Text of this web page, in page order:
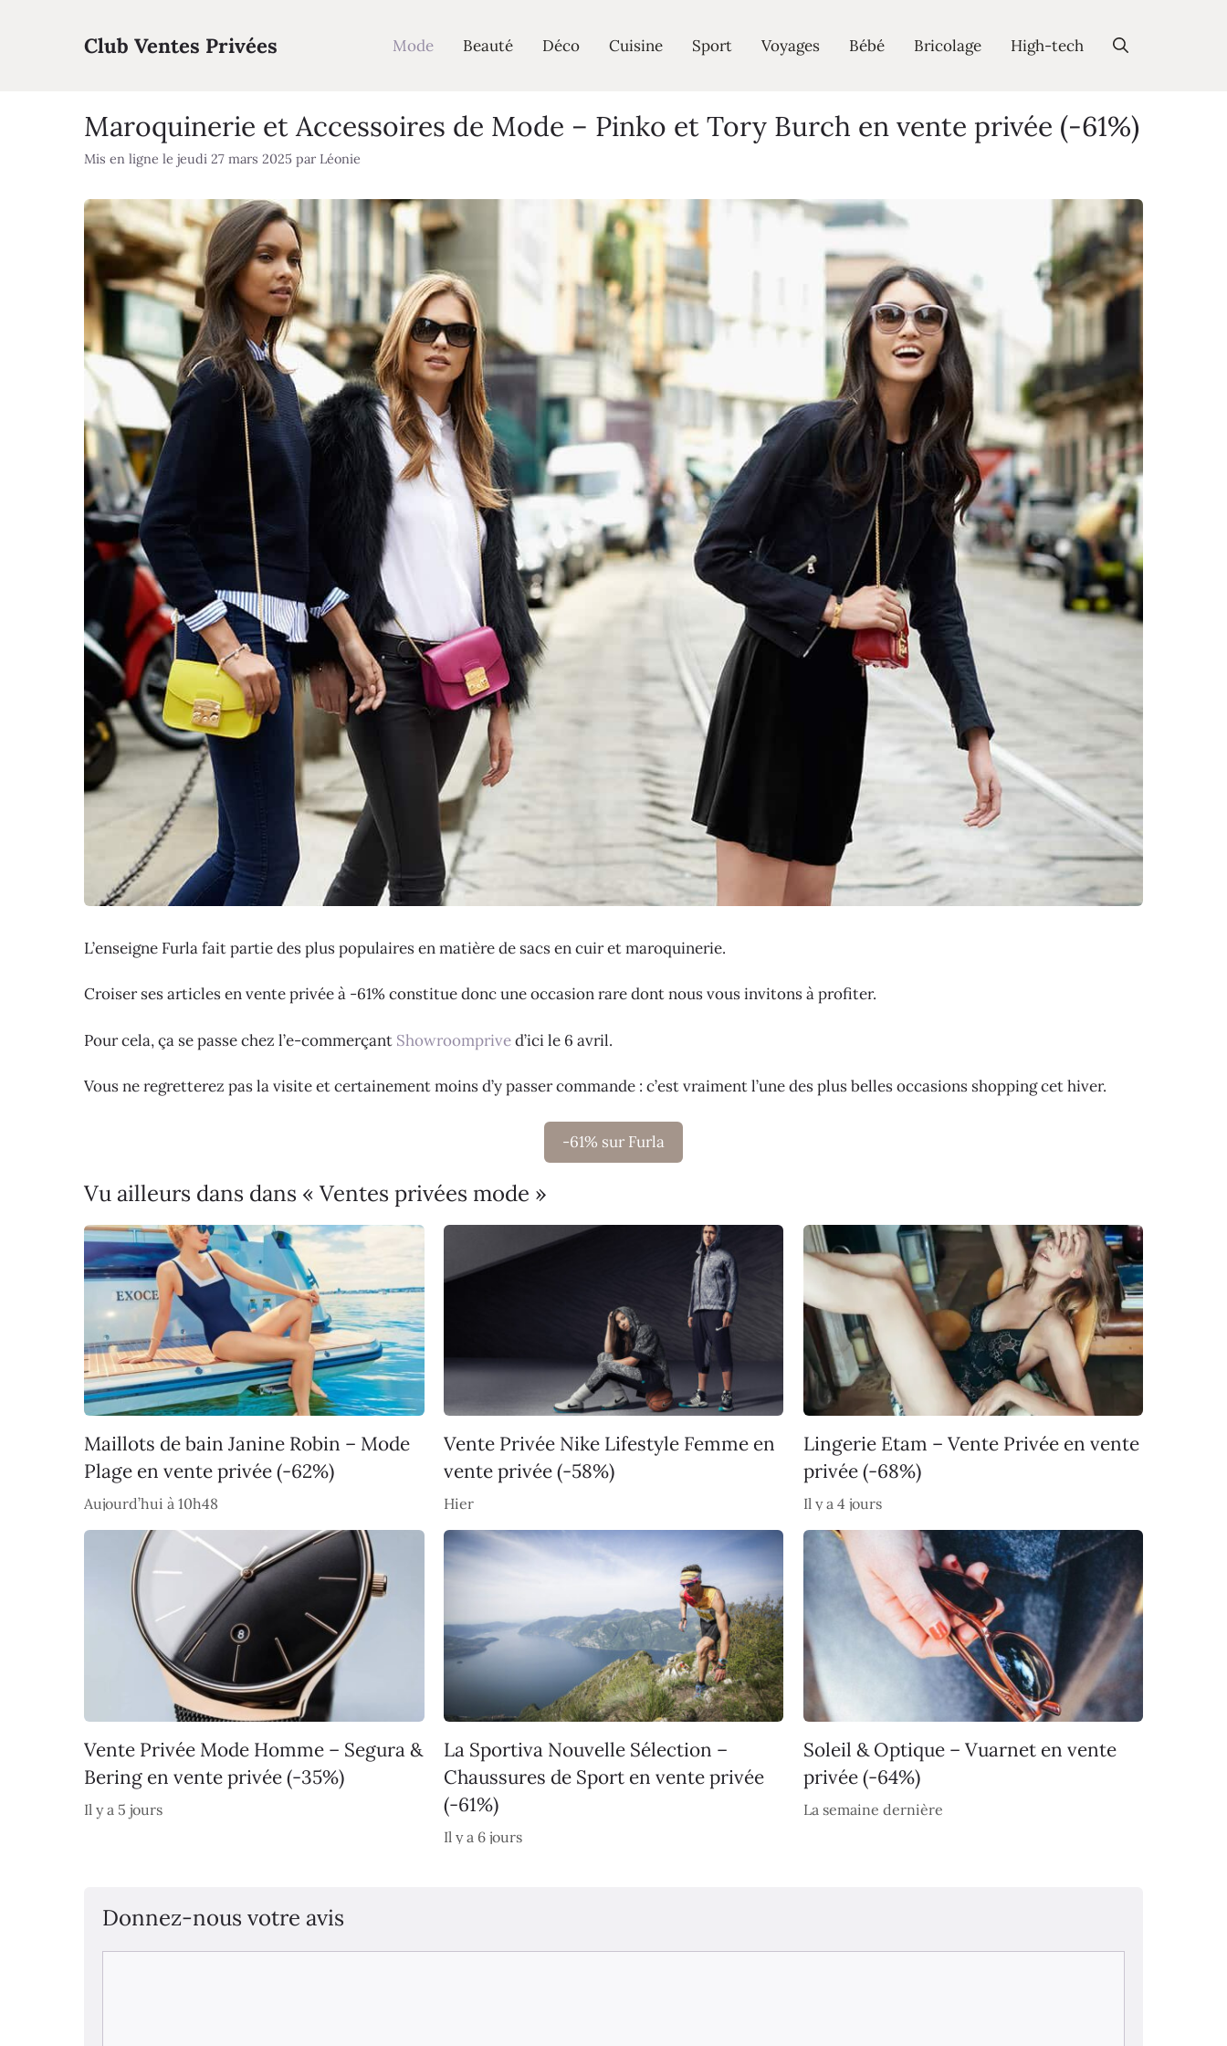
Club Ventes Privées Mode Beauté Déco Cuisine Sport Voyages Bébé Bricolage High-tech
Maroquinerie et Accessoires de Mode – Pinko et Tory Burch en vente privée (-61%)
Mis en ligne le jeudi 27 mars 2025 par Léonie
L’enseigne Furla fait partie des plus populaires en matière de sacs en cuir et maroquinerie.
Croiser ses articles en vente privée à -61% constitue donc une occasion rare dont nous vous invitons à profiter.
Pour cela, ça se passe chez l’e-commerçant Showroomprived’ici le 6 avril.
Vous ne regretterez pas la visite et certainement moins d’y passer commande : c’est vraiment l’une des plus belles occasions shopping cet hiver.
-61% sur Furla
Vu ailleurs dans dans « Ventes privées mode »
Maillots de bain Janine Robin – Mode
Plage en vente privée (-62%)
Aujourd’hui à 10h48
Vente Privée Nike Lifestyle Femme en
vente privée (-58%)
Hier
Lingerie Etam – Vente Privée en vente
privée (-68%)
Il y a 4 jours
Vente Privée Mode Homme – Segura &
Bering en vente privée (-35%)
Il y a 5 jours
La Sportiva Nouvelle Sélection –
Chaussures de Sport en vente privée
(-61%)
Il y a 6 jours
Soleil & Optique – Vuarnet en vente
privée (-64%)
La semaine dernière
Donnez-nous votre avis